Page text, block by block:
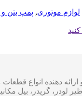
لوازم موتوری, پمپ بتن
ارائه دهنده انواع
لودر، گریدر، بیل